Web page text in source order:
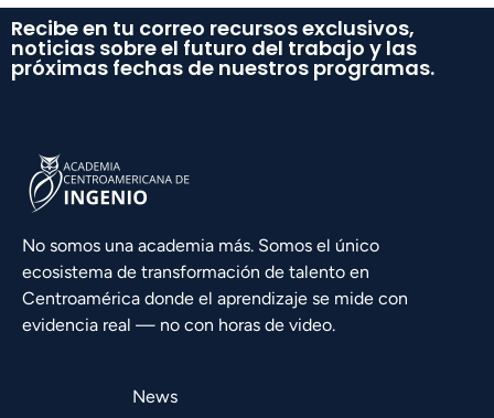
Recibe en tu correo recursos exclusivos,
noticias sobre el futuro del trabajo y las
próximas fechas de nuestros programas.
No somos una academia más. Somos el único
ecosistema de transformación de talento en
Centroamérica donde el aprendizaje se mide con
evidencia real — no con horas de video.
News